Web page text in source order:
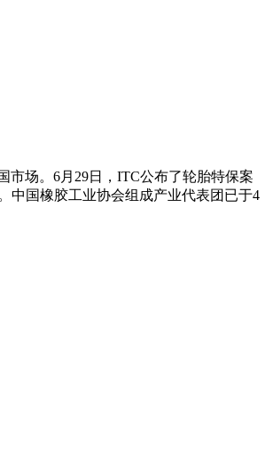
市场。6月29日，ITC公布了轮胎特保案
中国橡胶工业协会组成产业代表团已于4